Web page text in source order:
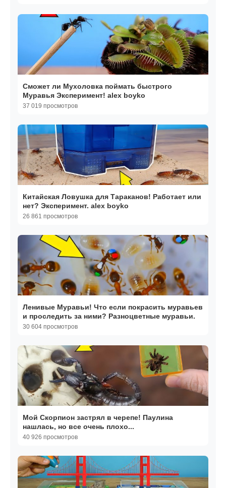
Сможет ли Мухоловка поймать быстрого
Муравья Эксперимент! alex boyko
37 019 просмотров
Китайская Ловушка для Тараканов! Работает или
нет? Эксперимент. alex boyko
26 861 просмотров
Ленивые Муравьи! Что если покрасить муравьев
и проследить за ними? Разноцветные муравьи.
30 604 просмотров
Мой Скорпион застрял в черепе! Паулина
нашлась, но все очень плохо...
40 926 просмотров